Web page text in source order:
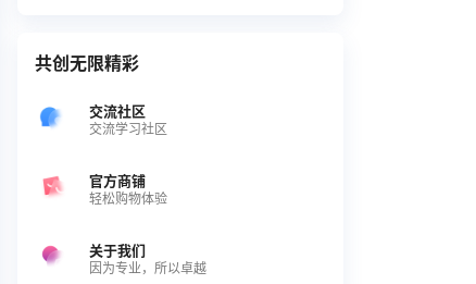
共创无限精彩
交流社区
交流学习社区
官方商铺
轻松购物体验
关于我们
因为专业，所以卓越